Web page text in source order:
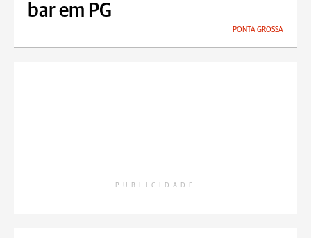
bar em PG
PONTA GROSSA
PUBLICIDADE